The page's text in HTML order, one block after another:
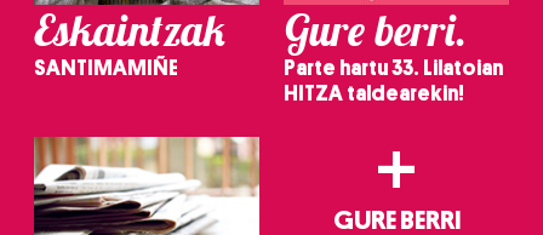
Eskaintzak
SANTIMAMIÑE
Gure berri.
Parte hartu 33. Lilatoian
HITZA taldearekin!
+
GURE BERRI